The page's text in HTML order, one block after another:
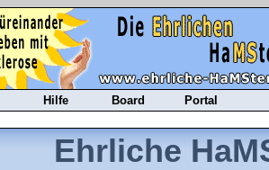
Hilfe Board Portal
Ehrliche